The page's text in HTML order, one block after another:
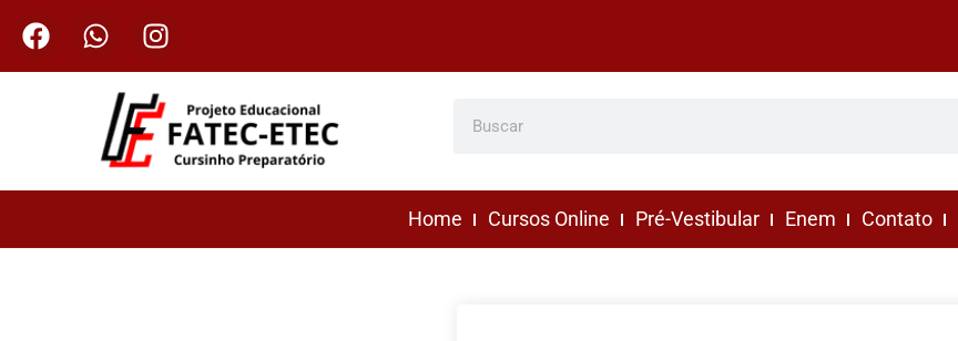
Home Cursos Online Pré-Vestibular Enem Contato